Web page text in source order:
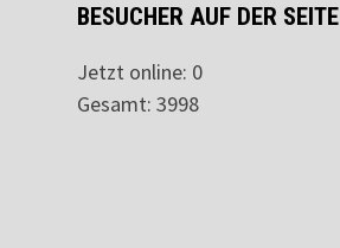
BESUCHER AUF DER SEITE
Jetzt online: 0
Gesamt: 3998